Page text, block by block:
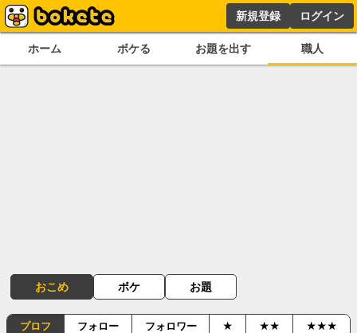
新規登録 ログイン
ホーム ボケる お題を出す 職人
おこめ ボケ お題
プロフ フォロー フォロワー ★ ★★ ★★★